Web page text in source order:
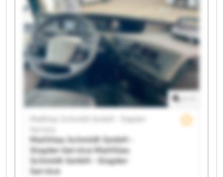
GmbH - Stapler-Service Matthias Schmidt GmbH -
Stapler-Service Matthias Schmidt GmbH - Stapler-
Service Matthias Schmidt GmbH - Stapler-Service
Matthias Schmidt GmbH - Stapler-Service Matthias
Schmidt GmbH - Stapler-Service Matthias Schmidt
GmbH - Stapler-Service Matthias Schmidt GmbH -
Stapler-Service Matthias Schmidt GmbH - Stapler-
Service Matthias Schmidt GmbH - Stapler-Service
Matthias Schmidt GmbH - Stapler-Service Matthias
Schmidt GmbH - Stapler-Service
Matthias Schmidt GmbH - Stapler-
Matthias Schmidt GmbH -
Stapler-ServiceMatthias
Schmidt GmbH - Stapler-
Service